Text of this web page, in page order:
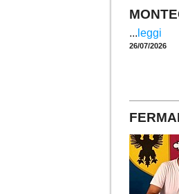
... leggi
26/07/2026